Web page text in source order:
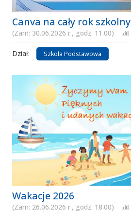
Canva na cały rok szkolny
(Zam: 30.06.2026 r., godz. 11.00)
Dział: Szkoła Podstawowa
Wakacje 2026
(Zam: 26.06.2026 r., godz. 18.00)